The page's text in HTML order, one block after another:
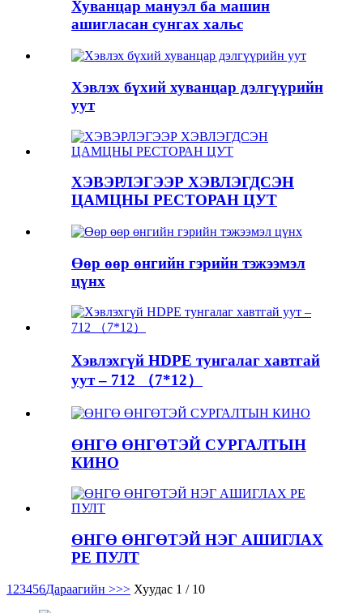
Хуванцар мануэл ба машин
ашигласан сунгах хальс
Хэвлэх бүхий хуванцар дэлгүүрийн
уут
ХЭВЭРЛЭГЭЭР ХЭВЛЭГДСЭН
ЦАМЦНЫ РЕСТОРАН ЦУТ
Өөр өөр өнгийн гэрийн тэжээмэл
цүнх
Хэвлэхгүй HDPE тунгалаг хавтгай
уут – 712 （7*12）
ӨНГӨ ӨНГӨТЭЙ СУРГАЛТЫН
КИНО
ӨНГӨ ӨНГӨТЭЙ НЭГ АШИГЛАХ
PE ПУЛТ
1 23456Дараагийн >>> Хуудас 1 / 10